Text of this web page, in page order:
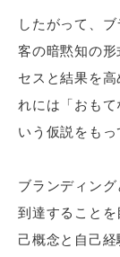
したがって、
客の暗黙知の
セスと結果を
れには「おも
いう仮説をもっ
ブランディン
到達すること
己概念と自己